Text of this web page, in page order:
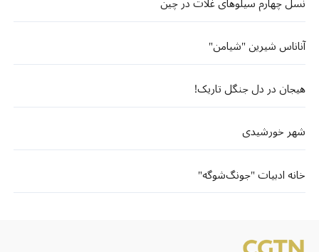
آناناس شیرین "شیامن"
هیجان در دل جنگل تاریک!
شهر خورشیدی
خانه ادبیات "جونگ‌شوگه"